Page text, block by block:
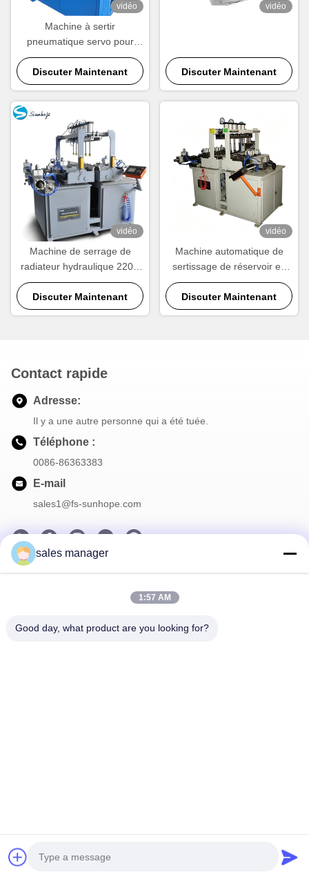
vidéo
Machine à sertir
pneumatique servo pour
radiateur, contrôlée par
automate, sertissage quatre
côtés
Discuter Maintenant
vidéo
Discuter Maintenant
vidéo
Machine de serrage de
radiateur hydraulique 220V
avancée pour les réservoirs
de plastique automobile
Discuter Maintenant
vidéo
Machine automatique de
sertissage de réservoir en
plastique de radiateur |
Pince à sertir pour radiateur
haute vitesse 220 V
Discuter Maintenant
Contact rapide
Adresse:
Il y a une autre personne qui a été tuée.
Téléphone :
0086-86363383
E-mail
sales1@fs-sunhope.com
Notre Newsletter
Abonnez-vous à notre newsletter pour des réductions et plus
Radiateur faisant la machine Fournisseur. Copyright © 2021-2026
FOSHAN SUNHOPE CO.,LTD. . Tous droits réservés.
sales manager
1:57 AM
Good day, what product are you looking for?